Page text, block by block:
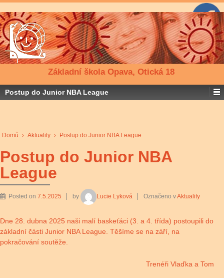
Základní škola Opava, Otická 18
Postup do Junior NBA League
Domů › Aktuality › Postup do Junior NBA League
Postup do Junior NBA
League
Posted on 7.5.2025 by Lucie Lyková Označeno vAktuality
Dne 28. dubna 2025 naši malí baskeťáci (3. a 4. třída) postoupili do
základní části Junior NBA League. Těšíme se na září, na
pokračování soutěže.
Trenéři Vlaďka a Tom